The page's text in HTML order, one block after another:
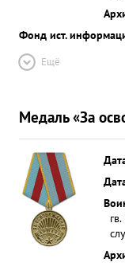
Фонд ист.
Ещё
Медаль «За